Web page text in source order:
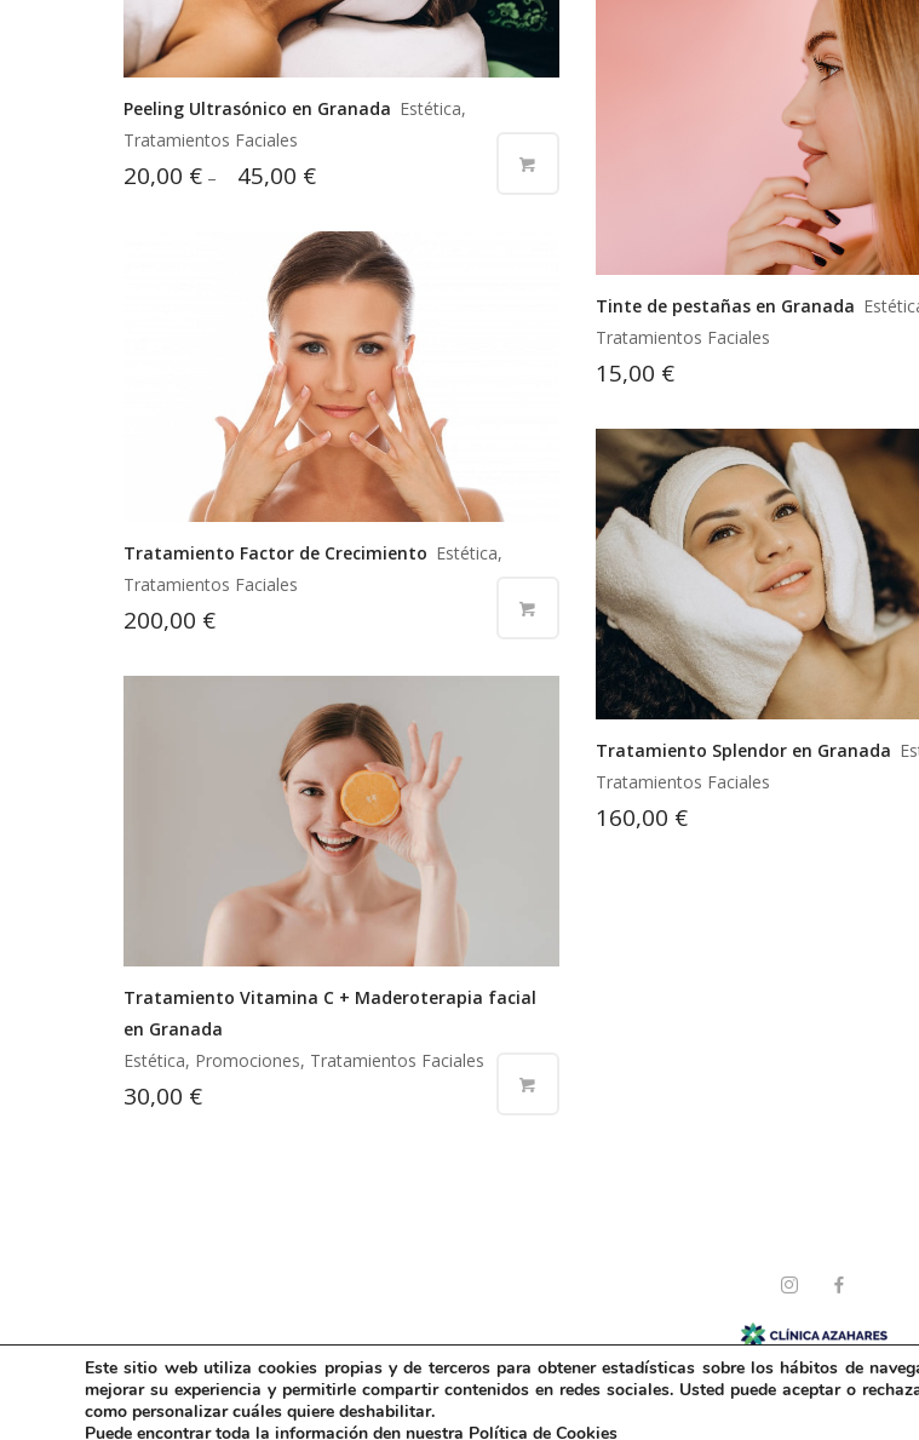
Peeling Ultrasónico en Granada Estética,
Tratamientos Faciales
20,00 € – 45,00 €
Tinte de pestañas en Granada
Tratamientos Faciales
15,00 €
Tratamiento Factor de Crecimiento Estética,
Tratamientos Faciales
200,00 €
Tratamiento Splendor en Granada
Tratamientos Faciales
160,00 €
Tratamiento Vitamina C + Maderoterapia facial
en Granada
Estética, Promociones, Tratamientos Faciales
30,00 €
© Clínica Azahares 2025. Todos los
Este sitio web utiliza cookies propias y de terceros para obtener estadísticas sobre los hábitos de
mejorar su experiencia y permitirle compartir contenidos en redes sociales. Usted puede aceptar o
como personalizar cuáles quiere deshabilitar.
Puede encontrar toda la información den nuestra Política de Cookies